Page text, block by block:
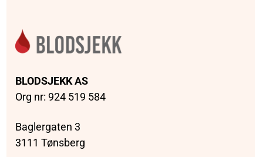
BLODSJEKK AS
Org nr: 924 519 584
Baglergaten 3
3111 Tønsberg